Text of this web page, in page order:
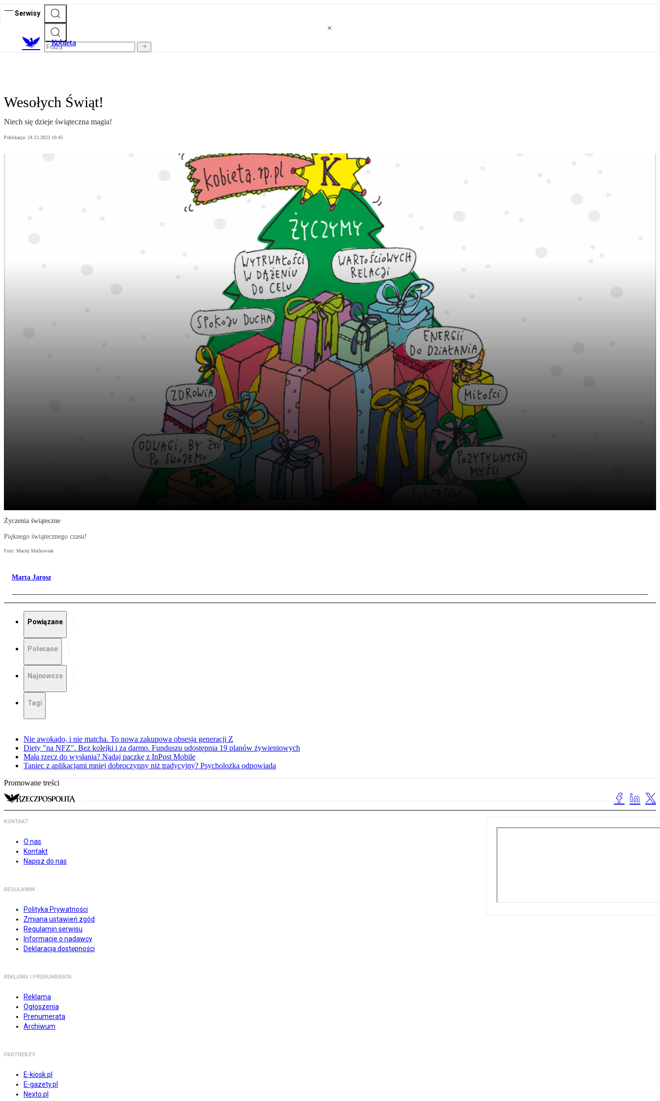
Serwisy
Kobieta
Wesołych Świąt!
Niech się dzieje świąteczna magia!
Publikacja: 24.12.2023 10:45
Życzenia świąteczne
Pięknego świątecznego czasu!
Foto: Maciej Maćkowiak
Marta Jarosz
Powiązane
Polecane
Najnowsze
Tagi
Nie awokado, i nie matcha. To nowa zakupowa obsesja generacji Z
Diety "na NFZ". Bez kolejki i za darmo. Funduszu udostępnia 19 planów żywieniowych
Mała rzecz do wysłania? Nadaj paczkę z InPost Mobile
Taniec z aplikacjami mniej dobroczynny niż tradycyjny? Psycholożka odpowiada
Promowane treści
KONTAKT
O nas
Kontakt
Napisz do nas
REGULAMIN
Polityka Prywatności
Zmiana ustawień zgód
Regulamin serwisu
Informacje o nadawcy
Deklaracja dostępności
REKLAMA I PRENUMERATA
Reklama
Ogłoszenia
Prenumerata
Archiwum
PARTNERZY
E-kiosk.pl
E-gazety.pl
Nexto.pl